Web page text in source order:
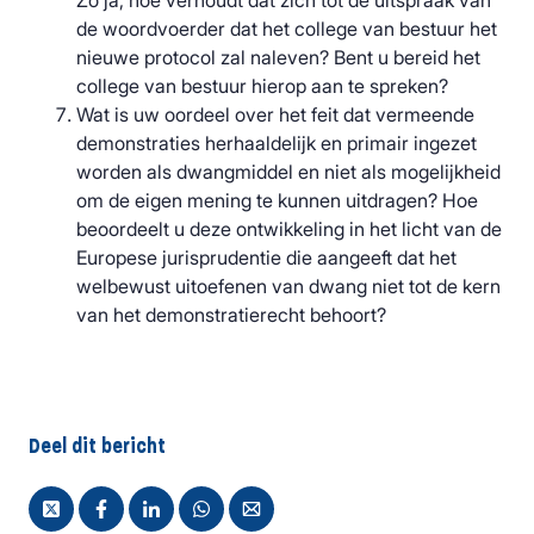
de woordvoerder dat het college van bestuur het
nieuwe protocol zal naleven? Bent u bereid het
college van bestuur hierop aan te spreken?
Wat is uw oordeel over het feit dat vermeende
demonstraties herhaaldelijk en primair ingezet
worden als dwangmiddel en niet als mogelijkheid
om de eigen mening te kunnen uitdragen? Hoe
beoordeelt u deze ontwikkeling in het licht van de
Europese jurisprudentie die aangeeft dat het
welbewust uitoefenen van dwang niet tot de kern
van het demonstratierecht behoort?
Deel dit bericht